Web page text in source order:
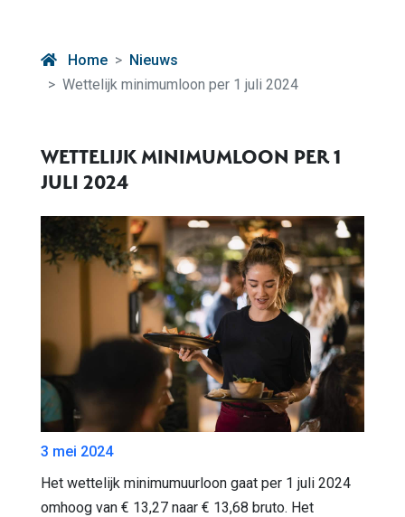
Home
Nieuws
Wettelijk minimumloon per 1 juli 2024
WETTELIJK MINIMUMLOON PER 1
JULI 2024
3 mei 2024
Het wettelijk minimumuurloon gaat per 1 juli 2024
omhoog van € 13,27 naar € 13,68 bruto. Het